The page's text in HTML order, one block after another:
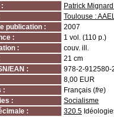
Patrick
Toulouse :
publication :
2007
:
1 vol. (110 p.)
:
couv. ill.
21 cm
EAN :
978-2-912580-
8,00 EUR
:
Français (fre)
:
Socialisme
:
320.5